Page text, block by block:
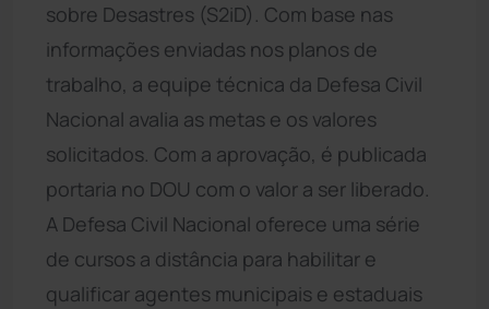
sobre Desastres (S2iD). Com base nas
informações enviadas nos planos de
trabalho, a equipe técnica da Defesa Civil
Nacional avalia as metas e os valores
solicitados. Com a aprovação, é publicada
portaria no DOU com o valor a ser liberado.
A Defesa Civil Nacional oferece uma série
de cursos a distância para habilitar e
qualificar agentes municipais e estaduais